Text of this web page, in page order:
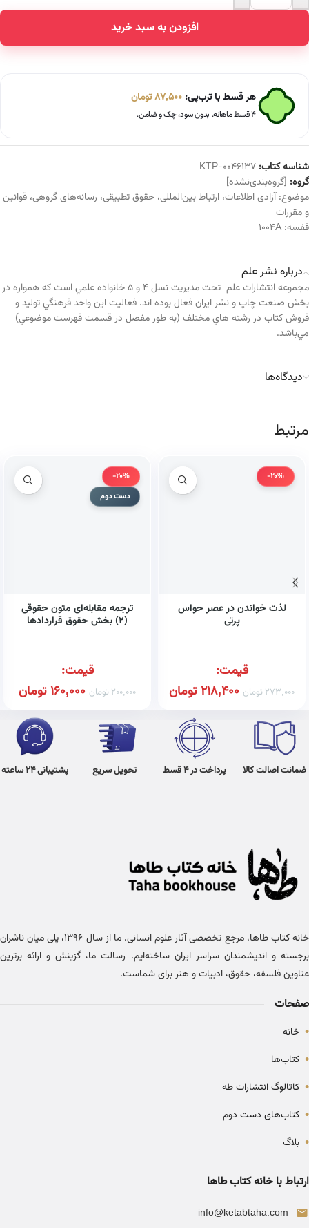
افزودن به سبد خرید
Alternative:
هر قسط با ترب‌پی: 87,500تومان
۴ قسط ماهانه. بدون سود، چک و ضامن.
شناسه کتاب: KTP-0046137
گروه: [گروه‌بندی‌نشده]
موضوع:آزادی اطلاعات، ارتباط بین‌المللی، حقوق تطبیقی، رسانه‌های گروهی، قوانین
و مقررات
قفسه: 1004A
درباره نشر علم
مجموعه انتشارات علم تحت مديريت نسل 4 و 5 خانواده علمي است كه همواره در
بخش صنعت چاپ و نشر ايران فعال بوده اند. فعاليت اين واحد فرهنگي توليد و
فروش كتاب در رشته هاي مختلف (به طور مفصل در قسمت فهرست موضوعي)
مي‌باشد.
دیدگاه‌ها
مرتبط
-20%
لذت خواندن در عصر حواس
پرتی
قیمت:
273,000تومان 218,400تومان
-20%
دست دوم
ترجمه مقابله‌ای متون حقوقی
(۲) بخش حقوق قراردادها
قیمت:
200,000تومان 160,000تومان
ضمانت اصالت کالا پرداخت در 4 قسط تحویل سریع پشتیبانی 24 ساعته
خانه کتاب طاها، مرجع تخصصی آثار علوم انسانی. ما از سال ۱۳۹۶، پلی میان ناشران
برجسته و اندیشمندان سراسر ایران ساخته‌ایم. رسالت ما، گزینش و ارائه برترین
عناوین فلسفه، حقوق، ادبیات و هنر برای شماست.
صفحات
• خانه
• کتاب‌ها
• کاتالوگ انتشارات طه
• کتاب‌های دست دوم
• بلاگ
ارتباط با خانه کتاب طاها
info@ketabtaha.com